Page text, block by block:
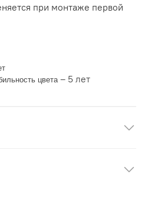
при монтаже первой
цвета – 5 лет